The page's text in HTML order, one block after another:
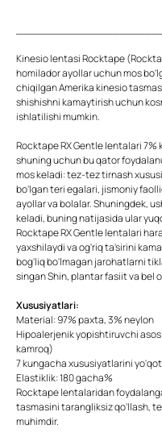
Kinesio lentasi Rocktape
homilador ayollar uchun mos
chiqilgan Amerika kinesio
shishishni kamaytirish uchun
ishlatilishi mumkin.
Rocktape RX Gentle lentalari
shuning uchun bu qator
mos keladi: tez-tez tirnash
bo'lgan teri egalari, jismoniy
ayollar va bolalar. Shuningdek,
keladi, buning natijasida ular
Rocktape RX Gentle lentalari
yaxshilaydi va og'riq ta'sirini
bog'liq bo'lmagan jarohatlarni
singan Shin, plantar fasiit va bel
Xususiyatlari:
Material: 97% paxta, 3% neylon
Hipoalerjenik yopishtiruvchi
kamroq)
7 kungacha xususiyatlarini
Elastiklik: 180 gacha%
Rocktape lentalaridan
tasmasini tarangliksiz qo'llash,
muhimdir.